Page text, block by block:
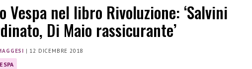
Vespa nel libro Rivoluzione: ‘Salvini
Di Maio rassicurante’
| 12 DICEMBRE 2018